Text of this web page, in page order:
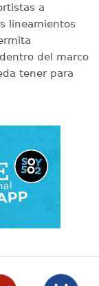
a
lineamientos
del marco
tener para